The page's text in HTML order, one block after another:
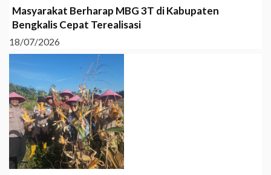
Masyarakat Berharap MBG 3T di Kabupaten
Bengkalis Cepat Terealisasi
18/07/2026